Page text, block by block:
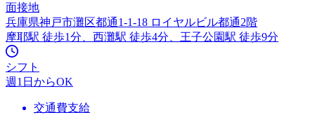
面接地
兵庫県神戸市灘区都通1-1-18 ロイヤルビル都通2階
摩耶駅 徒歩1分、西灘駅 徒歩4分、王子公園駅 徒歩9分
シフト
週1日からOK
交通費支給